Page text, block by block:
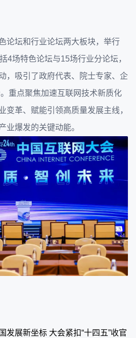
论坛和行业论坛两大板块，举行
4场特色论坛与15场行业分论坛，
，吸引了政府代表、院士专家、企
重点聚焦加速互联网技术新质化
变革、赋能引领高质量发展主线，
业爆发的关键动能。
发展新坐标 大会紧扣“十四五”收官